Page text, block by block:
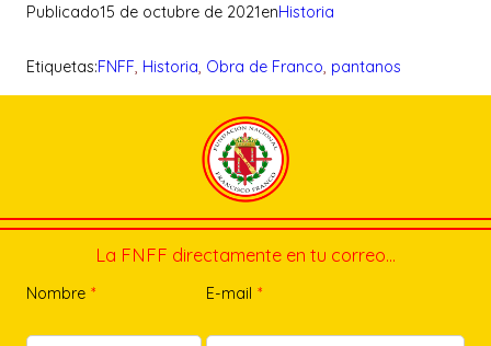
Publicado15 de octubre de 2021enHistoria
Etiquetas:FNFF, Historia, Obra de Franco, pantanos
La FNFF directamente en tu correo…
Nombre * E-mail *